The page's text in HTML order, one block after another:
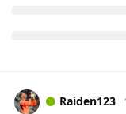
Raiden123